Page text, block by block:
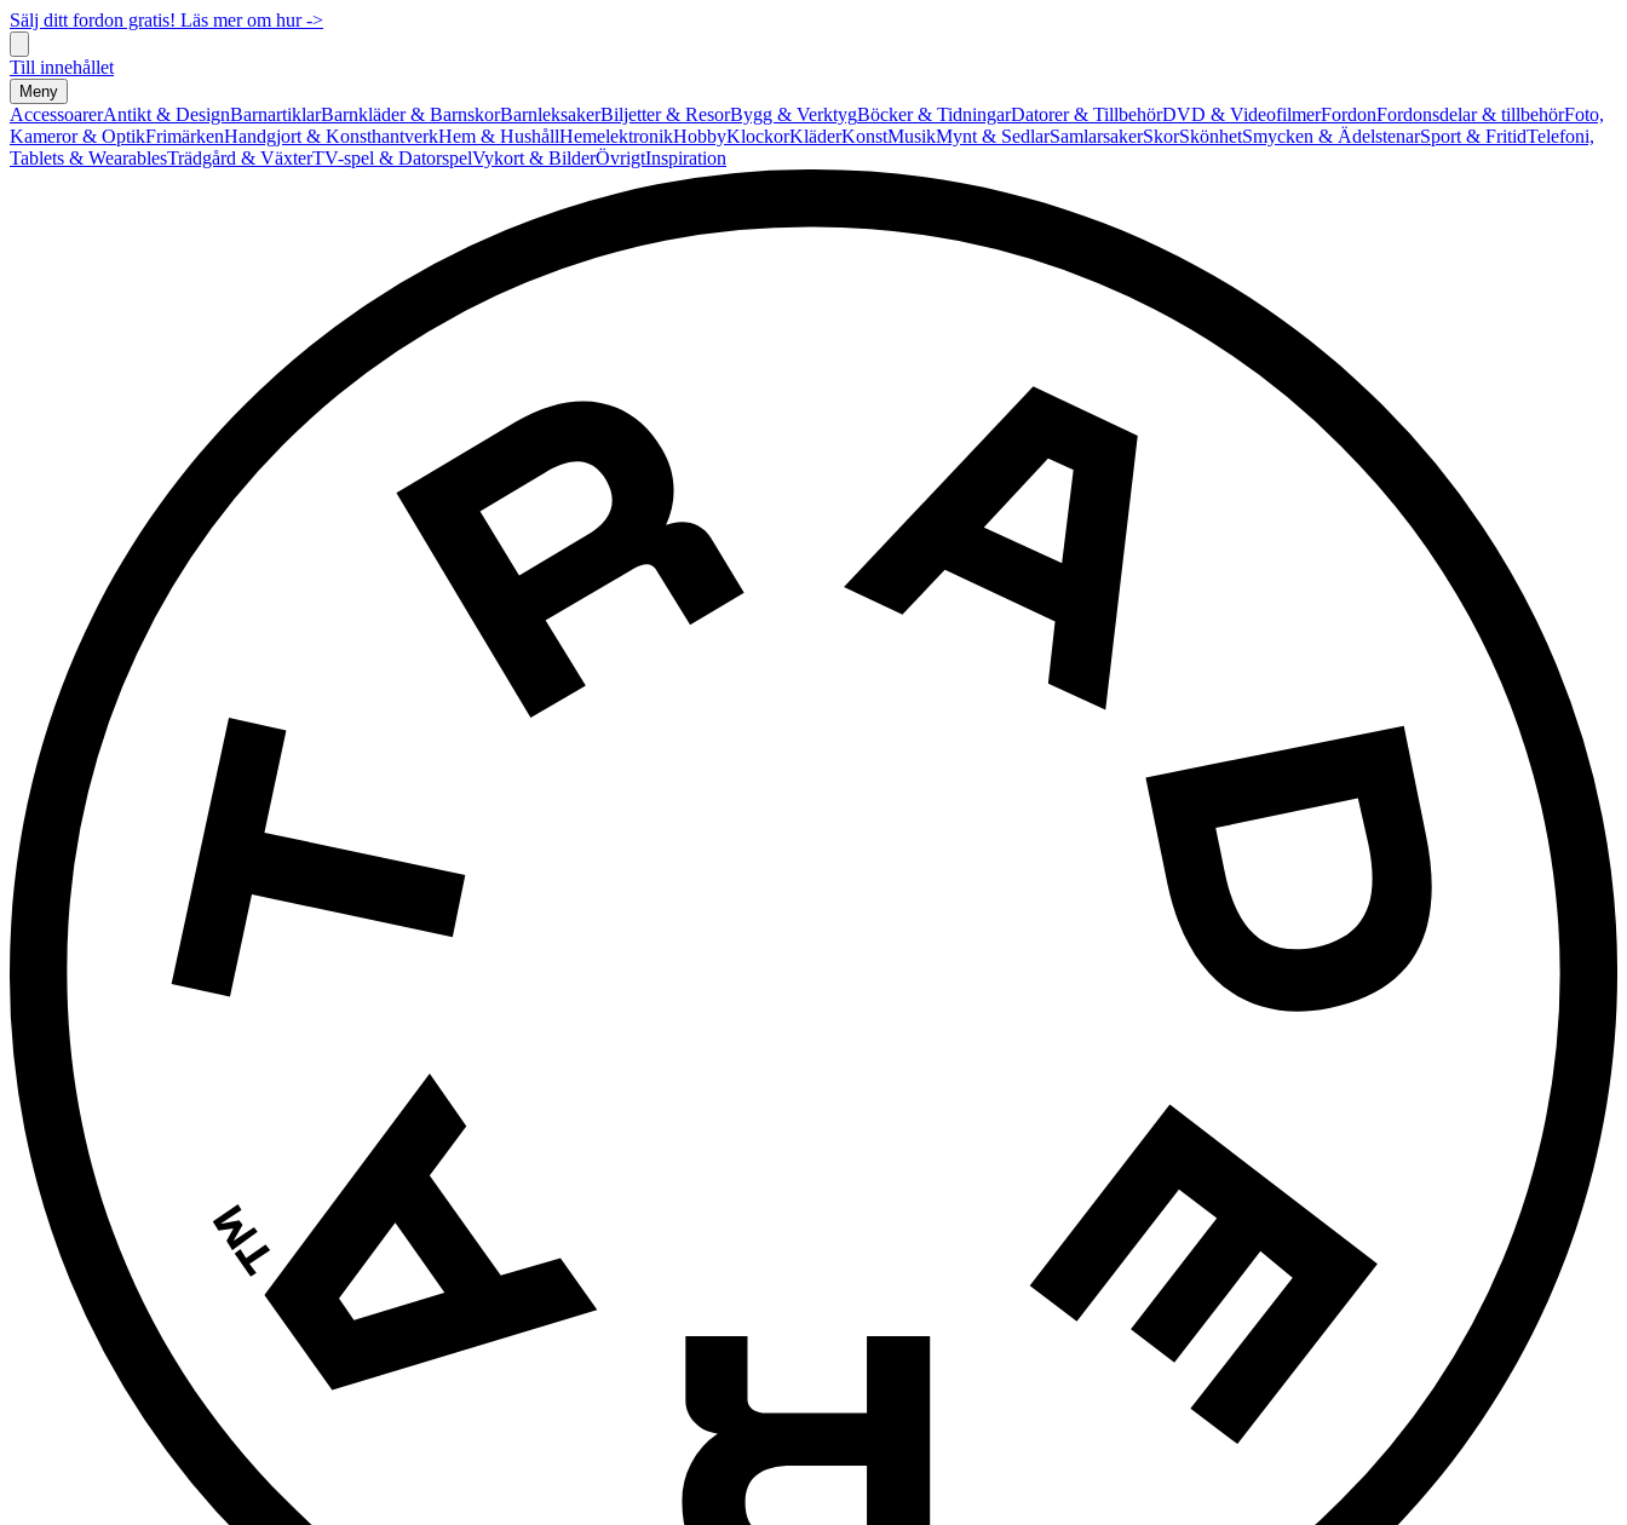
Sälj ditt fordon gratis! Läs mer om hur ->
Till innehållet
Meny
AccessoarerAntikt & DesignBarnartiklarBarnkläder & BarnskorBarnleksakerBiljetter & ResorBygg & VerktygBöcker & TidningarDatorer & TillbehörDVD & VideofilmerFordonFordonsdelar & tillbehörFoto,
Kameror & OptikFrimärkenHandgjort & KonsthantverkHem & HushållHemelektronikHobbyKlockorKläderKonstMusikMynt & SedlarSamlarsakerSkorSkönhetSmycken & ÄdelstenarSport & FritidTelefoni,
Tablets & WearablesTrädgård & VäxterTV-spel & DatorspelVykort & BilderÖvrigtInspiration